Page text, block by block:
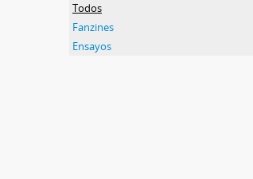
Todos
Fanzines
Ensayos